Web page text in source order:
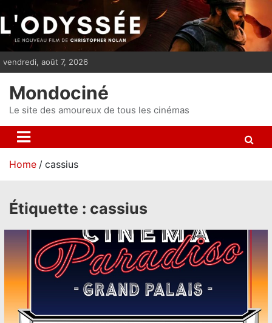
i
p
n
t
vendredi, août 7, 2026
Mondociné
Le site des amoureux de tous les cinémas
Home cassius
Étiquette : cassius